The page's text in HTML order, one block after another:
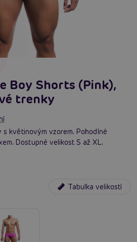
Boy Shorts (Pink),
trenky
květinovým vzorem. Pohodlné
Dostupné velikost S až XL.
Tabulka velikostí